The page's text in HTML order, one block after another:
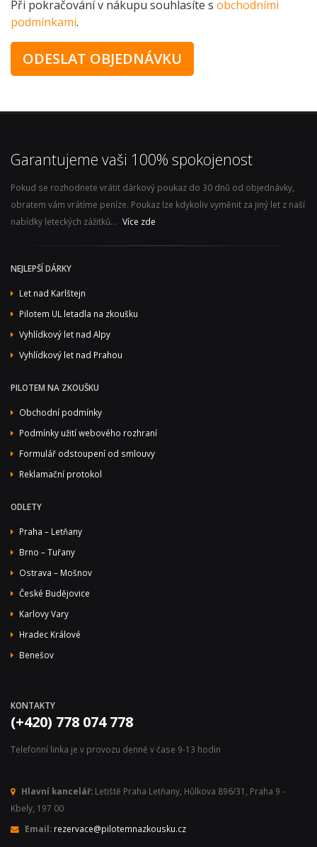
Při pokračování v nákupu souhlasíte s obchodními
podmínkami.
Garantujeme vaši 100% spokojenost
Pokud se rozhodnete vrátit dárkový poukaz do 30 dnů od objednávky,
obratem vám vrátíme peníze. Poukaz lze kdykoliv vyměnit za jiný let z naší
nabídky leteckých zážitků... Více zde
NEJLEPŠÍ DÁRKY
Let nad Karlštejn
Pilotem UL letadla na zkoušku
Vyhlídkový let nad Alpy
Vyhlídkový let nad Prahou
PILOTEM NA ZKOUŠKU
Obchodní podmínky
Podmínky užití webového rozhraní
Formulář odstoupení od smlouvy
Reklamační protokol
ODLETY
Praha – Letňany
Brno – Tuřany
Ostrava – Mošnov
České Budějovice
Karlovy Vary
Hradec Králové
Benešov
KONTAKTY
(+420) 778 074 778
Telefonní linka je v provozu denně v čase 9-13 hodin
Hlavní kancelář: Letiště Praha Letňany, Hůlkova 896/31, Praha 9 -
Kbely, 197 00
Email: rezervace@pilotemnazkousku.cz